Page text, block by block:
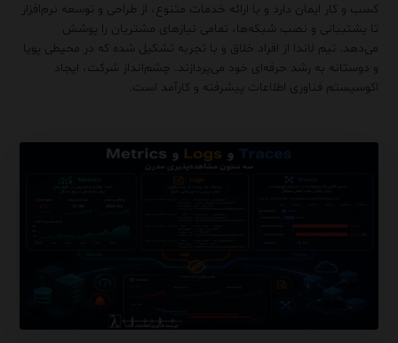
کسب و کار ایمان دارد و با ارائه خدمات متنوع، از طراحی و توسعه نرم‌افزار
تا پشتیبانی و نصب شبکه‌ها، تمامی نیازهای مشتریان را پوشش
می‌دهد. تیم لاندا از افراد خلاق و با تجربه تشکیل شده که در محیطی پویا
و دوستانه به رشد حرفه‌ای خود می‌پردازند. چشم‌انداز شرکت، ایجاد
اکوسیستم فناوری اطلاعات پیشرفته و کارآمد است.